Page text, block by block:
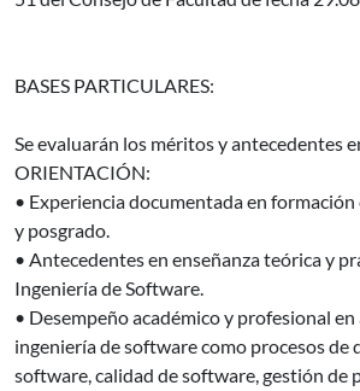
BASES PARTICULARES:
Se evaluarán los méritos y antecedentes
ORIENTACIÓN:
• Experiencia documentada en
y posgrado.
• Antecedentes en enseñanza teórica y
Ingeniería de Software.
• Desempeño académico y profesional en
ingeniería de software como procesos de
software, calidad de software, gestión de